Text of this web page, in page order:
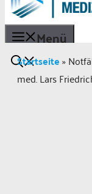
Menü
Startseite»
med. Lars